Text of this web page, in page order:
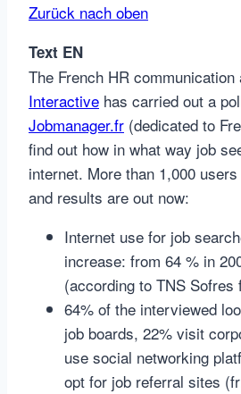
Zurück nach oben
Text EN
The French HR communication
Interactive has carried out a
Jobmanager.fr (dedicated to
find out how in what way job
internet. More than 1,000
and results are out now:
Internet use for job
increase: from 64 % in
(according to TNS Sofres
64% of the interviewed
job boards, 22% visit
use social networking
opt for job referral sites